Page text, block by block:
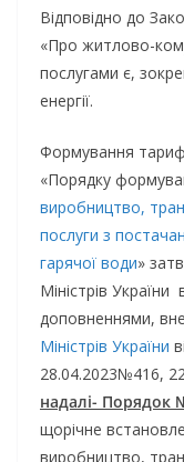
Відповідно до
«Про житлово-
послугами є,
енергії.
Формування
«Порядку
виробництво,
послуги з
гарячої води»
Міністрів
доповненнями,
Міністрів України
28.04.2023№416,
надалі- Порядок
щорічне
виробництво,